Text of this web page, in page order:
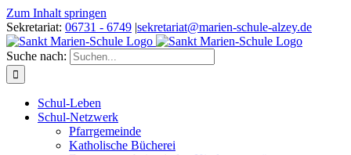
Zum Inhalt springen
Sekretariat: 06731 - 6749 |sekretariat@marien-schule-alzey.de
Suche nach:
Schul-Leben
Schul-Netzwerk
Pfarrgemeinde
Katholische Bücherei